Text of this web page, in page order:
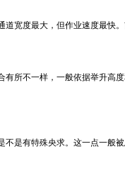
宽度最大，但作业速度最快
所不一样，一般依据举升
是有特殊央求。这一点一般被